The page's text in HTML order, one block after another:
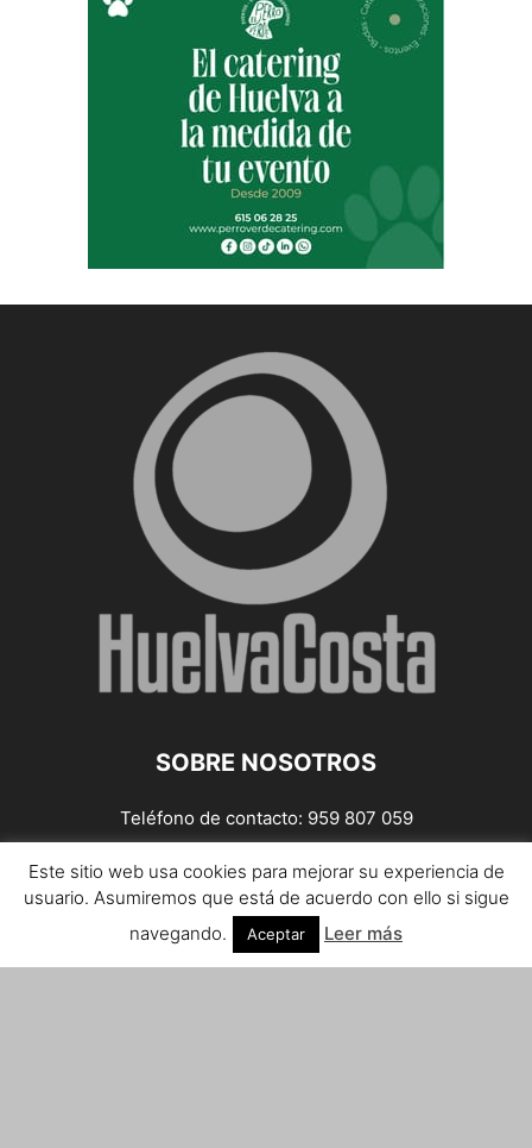
SOBRE NOSOTROS
Teléfono de contacto: 959 807 059
¡Anúnciate!
Envíanos tus notas de prensa a:prensa@huelvacosta.com
Contáctenos:info@huelvacosta.com
Este sitio web usa cookies para mejorar su experiencia de
usuario. Asumiremos que está de acuerdo con ello si sigue
navegando.
Aceptar Leer más